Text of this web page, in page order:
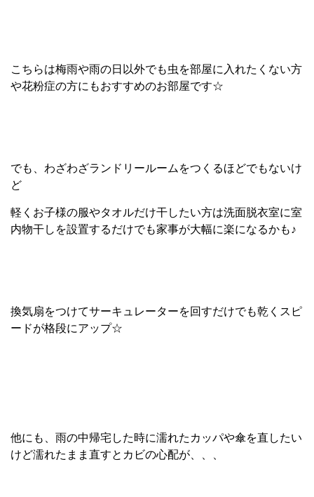
こちらは梅雨や雨の日以外でも虫を部屋に入れたくない方
や花粉症の方にもおすすめのお部屋です☆
でも、わざわざランドリールームをつくるほどでもないけ
ど
軽くお子様の服やタオルだけ干したい方は洗面脱衣室に室
内物干しを設置するだけでも家事が大幅に楽になるかも♪
換気扇をつけてサーキュレーターを回すだけでも乾くスピ
ードが格段にアップ☆
他にも、雨の中帰宅した時に濡れたカッパや傘を直したい
けど濡れたまま直すとカビの心配が、、、